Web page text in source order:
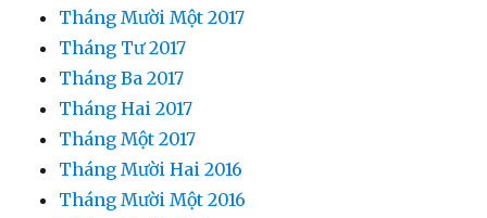
Tháng Mười Một 2017
Tháng Tư 2017
Tháng Ba 2017
Tháng Hai 2017
Tháng Một 2017
Tháng Mười Hai 2016
Tháng Mười Một 2016